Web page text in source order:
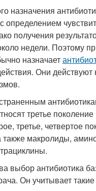
назначения
определением
получения
недели. Поэтому
назначает
Они
третье поколение
третье, четвертое
макролиды,
выбор антибиотика
Он учитывает